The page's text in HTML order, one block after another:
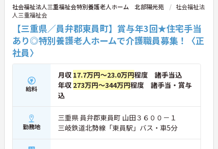
社会福祉法人三重福祉会特別養護老人ホーム 北部陽光苑
社会福祉法
人三重福祉会
【三重県／員弁郡東員町】賞与年3回★住宅手当
あり◎特別養護老人ホームで介護職員募集！〈正
社員〉
給料
月収 17.7万円～23.0万円程度 諸手当込
年収 273万円～344万円程度 諸手当・賞与
込
勤務地
三重県 員弁郡東員町 山田３６００－１
三岐鉄道北勢線「東員駅」バス・車5分